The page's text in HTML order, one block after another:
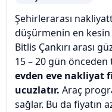
Şehirlerarası
düşürmenin en
Bitlis Çankırı arası
15 – 20 gün
evden eve nakliyat
ucuzlatır. Araç
sağlar. Bu da fiyatın